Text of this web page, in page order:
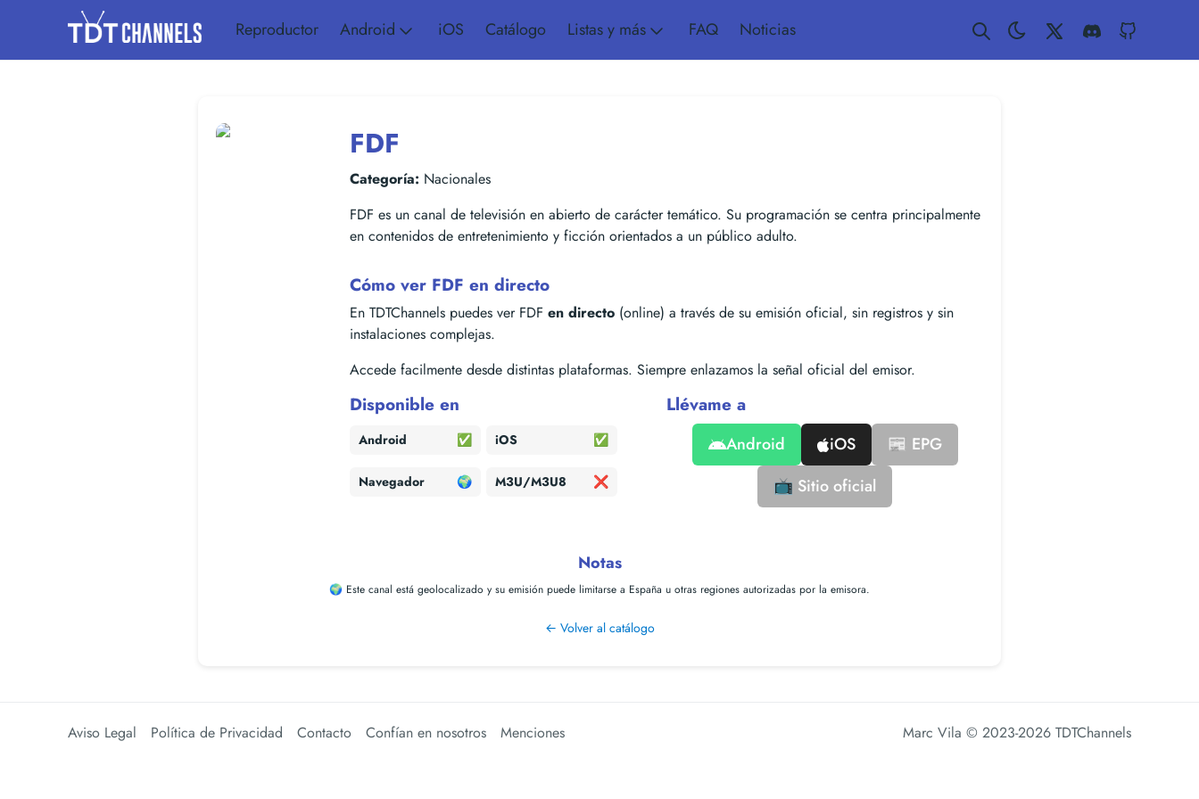
Reproductor Android iOS Catálogo Listas y más FAQ Noticias Twitter Discord
FDF
Categoría: Nacionales
FDF es un canal de televisión en abierto de carácter temático. Su programación se centra principalmente
en contenidos de entretenimiento y ficción orientados a un público adulto.
Cómo ver FDF en directo
En TDTChannels puedes ver FDF en directo (online) a través de su emisión oficial, sin registros y sin
instalaciones complejas.
Accede facilmente desde distintas plataformas. Siempre enlazamos la señal oficial del emisor.
Disponible en
Android ✅ iOS ✅
Navegador 🌍 M3U/M3U8 ❌
Llévame a
Android iOS
📰 EPG
📺 Sitio oficial
Notas
🌍 Este canal está geolocalizado y su emisión puede limitarse a España u otras regiones autorizadas por la emisora.
← Volver al catálogo
Aviso Legal Política de Privacidad Contacto Confían en nosotros Menciones Marc Vila © 2023-2026 TDTChannels